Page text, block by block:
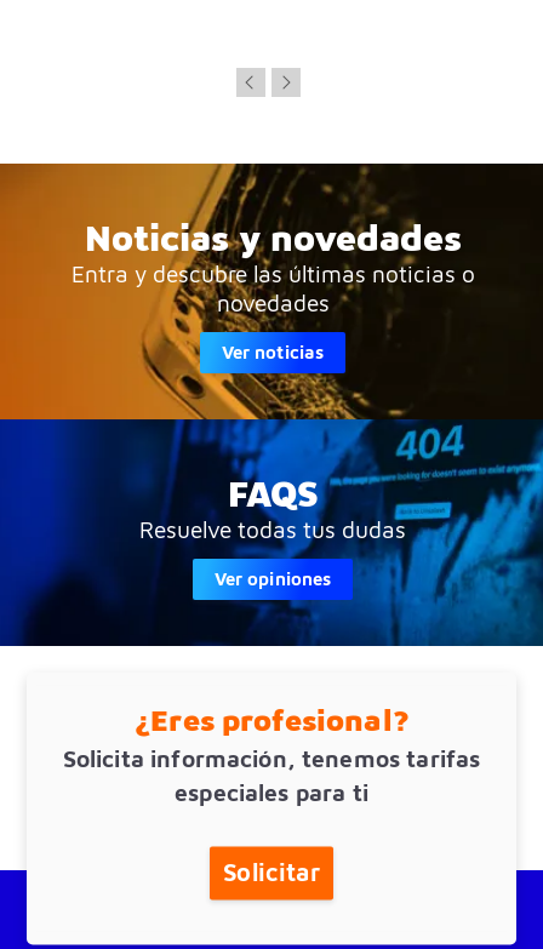
Noticias y novedades
Entra y descubre las últimas noticias o
novedades
Ver noticias
FAQS
Resuelve todas tus dudas
Ver opiniones
¿Eres profesional?
Solicita información, tenemos tarifas
especiales para ti
Solicitar